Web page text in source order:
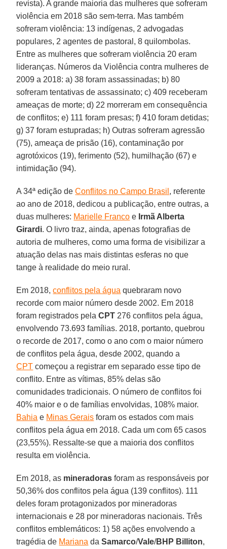
revista). A grande maioria das mulheres que sofreram
violência em 2018 são sem-terra. Mas também
sofreram violência: 13 indígenas, 2 advogadas
populares, 2 agentes de pastoral, 8 quilombolas.
Entre as mulheres que sofreram violência 20 eram
lideranças. Números da Violência contra mulheres de
2009 a 2018: a) 38 foram assassinadas; b) 80
sofreram tentativas de assassinato; c) 409 receberam
ameaças de morte; d) 22 morreram em consequência
de conflitos; e) 111 foram presas; f) 410 foram detidas;
g) 37 foram estupradas; h) Outras sofreram agressão
(75), ameaça de prisão (16), contaminação por
agrotóxicos (19), ferimento (52), humilhação (67) e
intimidação (94).
A 34ª edição deConflitos no Campo Brasil , referente
ao ano de 2018, dedicou a publicação, entre outras, a
duas mulheres: Marielle Franco e Irmã Alberta
Girardi. O livro traz, ainda, apenas fotografias de
autoria de mulheres, como uma forma de visibilizar a
atuação delas nas mais distintas esferas no que
tange à realidade do meio rural.
Em 2018,conflitos pela água quebraram novo
recorde com maior número desde 2002. Em 2018
foram registrados pelaCPT 276 conflitos pela água,
envolvendo 73.693 famílias. 2018, portanto, quebrou
o recorde de 2017, como o ano com o maior número
de conflitos pela água, desde 2002, quando a
CPT começou a registrar em separado esse tipo de
conflito. Entre as vítimas, 85% delas são
comunidades tradicionais. O número de conflitos foi
40% maior e o de famílias envolvidas, 108% maior.
Bahia e Minas Gerais foram os estados com mais
conflitos pela água em 2018. Cada um com 65 casos
(23,55%). Ressalte-se que a maioria dos conflitos
resulta em violência.
Em 2018, as mineradoras foram as responsáveis por
50,36% dos conflitos pela água (139 conflitos). 111
deles foram protagonizados por mineradoras
internacionais e 28 por mineradoras nacionais. Três
conflitos emblemáticos: 1) 58 ações envolvendo a
tragédia de Mariana daSamarco/Vale/BHP Billiton,